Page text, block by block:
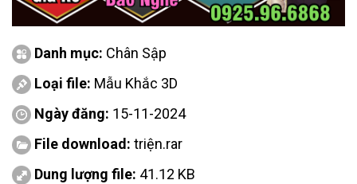
Danh mục: Chân Sập
Loại file: Mẫu Khắc 3D
Ngày đăng: 15-11-2024
File download: triện.rar
Dung lượng file: 41.12 KB